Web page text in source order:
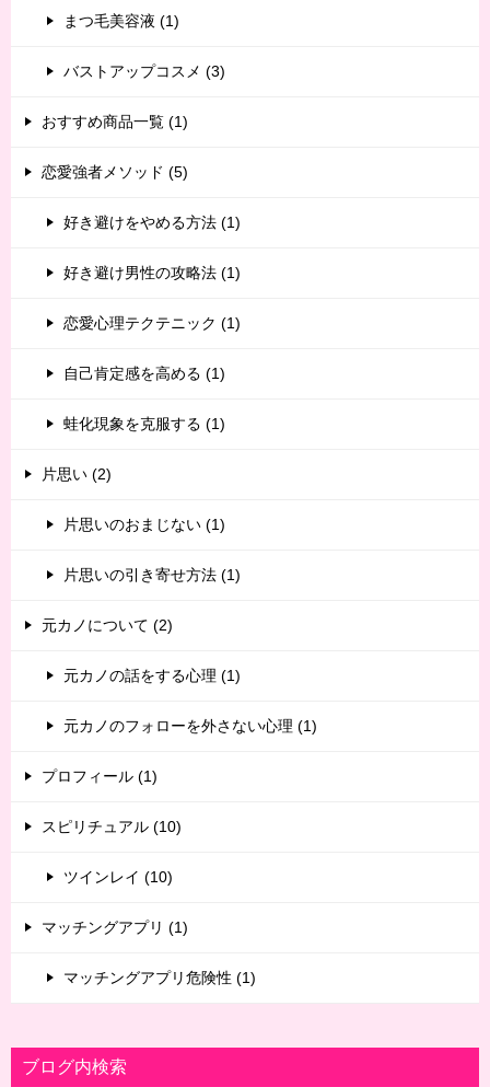
まつ毛美容液 (1)
バストアップコスメ (3)
おすすめ商品一覧 (1)
恋愛強者メソッド (5)
好き避けをやめる方法 (1)
好き避け男性の攻略法 (1)
恋愛心理テクテニック (1)
自己肯定感を高める (1)
蛙化現象を克服する (1)
片思い (2)
片思いのおまじない (1)
片思いの引き寄せ方法 (1)
元カノについて (2)
元カノの話をする心理 (1)
元カノのフォローを外さない心理 (1)
プロフィール (1)
スピリチュアル (10)
ツインレイ (10)
マッチングアプリ (1)
マッチングアプリ危険性 (1)
ブログ内検索